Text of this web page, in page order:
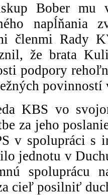
Bober mu
napĺňania
členmi Rady
že brata
podpory
KBS vo
za jeho
v spolupráci s
jednotu v
spoluprácu
cieľ posilniť